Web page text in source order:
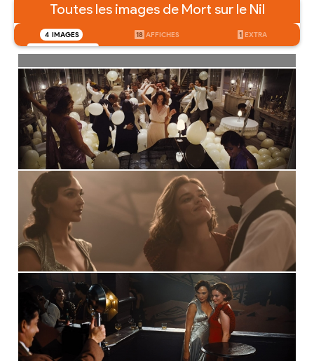
Toutes les images de Mort sur le Nil
4 IMAGES 18 AFFICHES 1 EXTRA